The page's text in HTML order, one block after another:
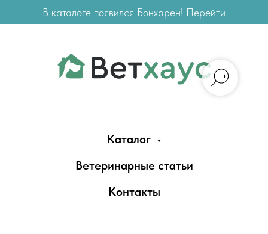
В каталоге появился Бонхарен! Перейти
Каталог
Ветеринарные статьи
Контакты